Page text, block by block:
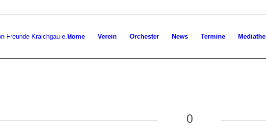
Home Verein Orchester News Termine
0